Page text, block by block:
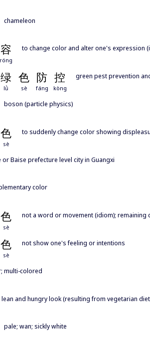
chameleon
容
róng
to change color and alter one's expression
绿 色 防 控
lǜ sè fáng kòng
green pest prevention
boson (particle physics)
色
sè
to suddenly change color showing
or Baise prefecture level city in Guangxi
color
色
sè
not a word or movement (idiom); remaining
色
sè
not show one's feeling or intentions
multi-colored
and hungry look (resulting from vegetarian
pale; wan; sickly white